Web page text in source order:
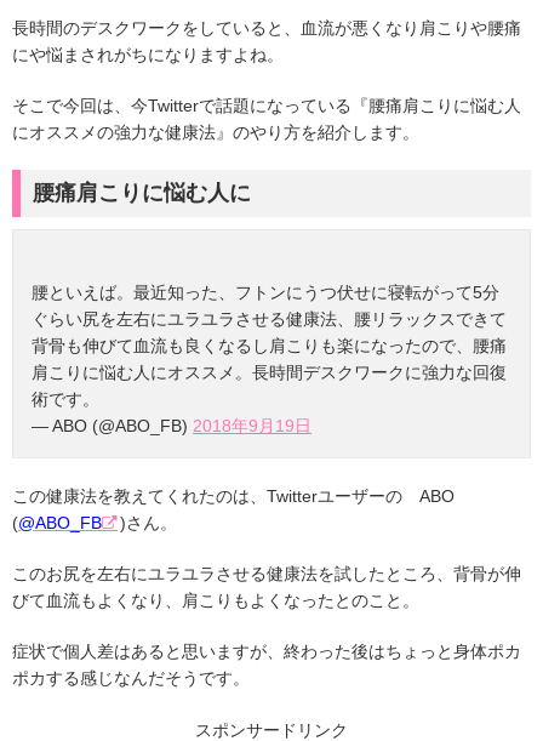
長時間のデスクワークをしていると、血流が悪くなり肩こりや腰痛
にや悩まされがちになりますよね。
そこで今回は、今Twitterで話題になっている『腰痛肩こりに悩む人
にオススメの強力な健康法』のやり方を紹介します。
腰痛肩こりに悩む人に
腰といえば。最近知った、フトンにうつ伏せに寝転がって5分
ぐらい尻を左右にユラユラさせる健康法、腰リラックスできて
背骨も伸びて血流も良くなるし肩こりも楽になったので、腰痛
肩こりに悩む人にオススメ。長時間デスクワークに強力な回復
術です。
— ABO (@ABO_FB) 2018年9月19日
この健康法を教えてくれたのは、Twitterユーザーの ABO
(@ABO_FB )さん。
このお尻を左右にユラユラさせる健康法を試したところ、背骨が伸
びて血流もよくなり、肩こりもよくなったとのこと。
症状で個人差はあると思いますが、終わった後はちょっと身体ポカ
ポカする感じなんだそうです。
スポンサードリンク